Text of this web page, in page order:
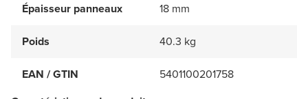
Épaisseur panneaux 18 mm
Poids 40.3 kg
EAN / GTIN
5401100201758